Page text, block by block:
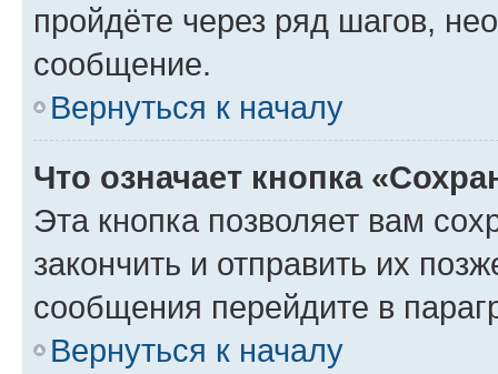
пройдёте через ряд шагов,
сообщение.
Вернуться к началу
Что означает кнопка
Эта кнопка позволяет вам
закончить и отправить их
сообщения перейдите в
Вернуться к началу